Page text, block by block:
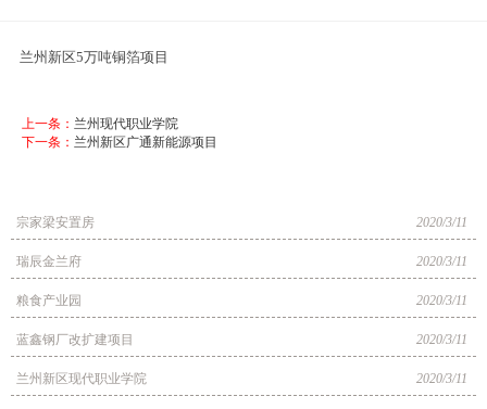
兰州新区5万吨铜箔项目
上一条： 兰州现代职业学院
下一条： 兰州新区广通新能源项目
2020/3/11
宗家梁安置房
2020/3/11
瑞辰金兰府
2020/3/11
粮食产业园
2020/3/11
蓝鑫钢厂改扩建项目
2020/3/11
兰州新区现代职业学院